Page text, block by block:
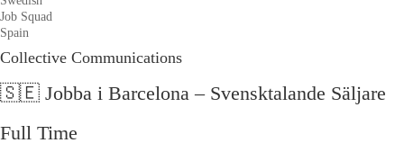
Job Squad
Spain
Collective Communications
🇸🇪 Jobba i Barcelona – Svensktalande Säljare
Full Time